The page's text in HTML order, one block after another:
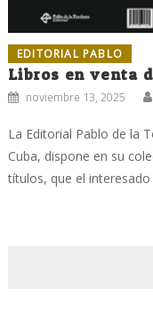
EDITORIAL PABLO
Libros en venta
noviembre 13, 2025
La Editorial Pablo de la
Cuba, dispone en su
títulos, que el